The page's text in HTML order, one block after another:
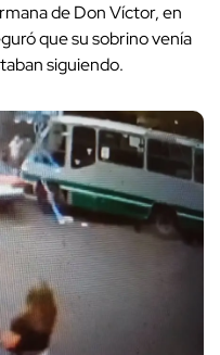
de Don Víctor, en
que su sobrino venía
siguiendo.